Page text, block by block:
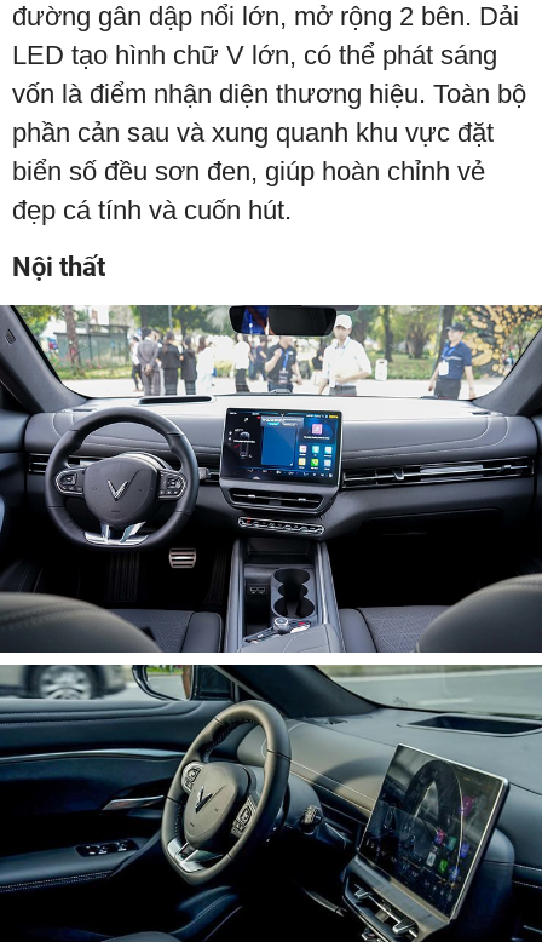
đường gân dập nổi lớn, mở rộng 2 bên. Dải
LED tạo hình chữ V lớn, có thể phát sáng
vốn là điểm nhận diện thương hiệu. Toàn bộ
phần cản sau và xung quanh khu vực đặt
biển số đều sơn đen, giúp hoàn chỉnh vẻ
đẹp cá tính và cuốn hút.
Nội thất